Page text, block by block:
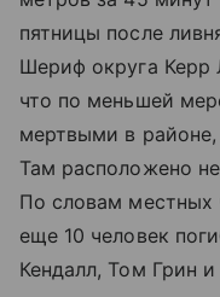
пятницы после
Шериф округа Керр
что по меньшей
мертвыми в
Там расположено
По словам местных
еще 10 человек
Кендалл, Том Грин